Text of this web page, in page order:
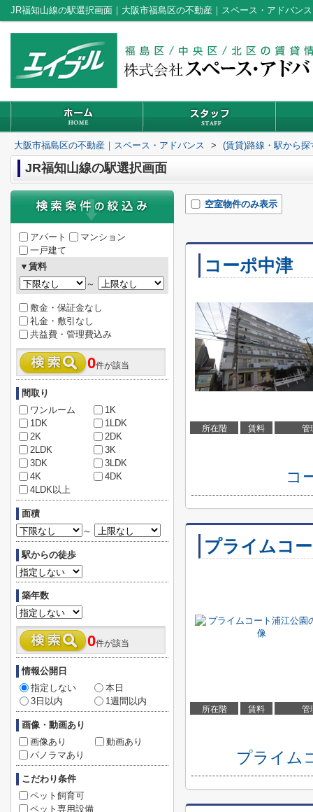
JR福知山線の駅選択画面｜大阪市福島区の不動産｜スペース・アドバンス
大阪市福島区の不動産｜スペース・アドバンス > (賃貸)路線・駅から探
JR福知山線の駅選択画面
空室物件のみ表示
コーポ中津
所在階 賃料 管
コ
プライムコ
所在階 賃料 管
プライム
アパート
マンション
一戸建て
▼賃料
～
敷金・保証金なし
礼金・敷引なし
共益費・管理費込み
0件が該当
間取り
ワンルーム
1K
1DK
1LDK
2K
2DK
2LDK
3K
3DK
3LDK
4K
4DK
4LDK以上
面積
～
駅からの徒歩
築年数
0件が該当
情報公開日
指定しない
本日
3日以内
1週間以内
画像・動画あり
画像あり
動画あり
パノラマあり
こだわり条件
ペット飼育可
ペット専用設備